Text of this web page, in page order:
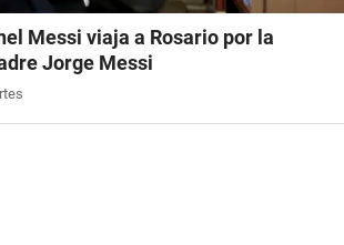
Messi viaja a Rosario por la
Jorge Messi